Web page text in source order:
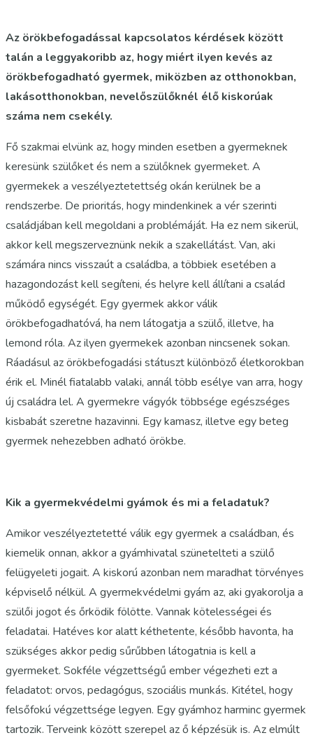
Az örökbefogadással kapcsolatos kérdések között
talán a leggyakoribb az, hogy miért ilyen kevés az
örökbefogadható gyermek, miközben az otthonokban,
lakásotthonokban, nevelőszülőknél élő kiskorúak
száma nem csekély.
Fő szakmai elvünk az, hogy minden esetben a gyermeknek
keresünk szülőket és nem a szülőknek gyermeket. A
gyermekek a veszélyeztetettség okán kerülnek be a
rendszerbe. De prioritás, hogy mindenkinek a vér szerinti
családjában kell megoldani a problémáját. Ha ez nem sikerül,
akkor kell megszerveznünk nekik a szakellátást. Van, aki
számára nincs visszaút a családba, a többiek esetében a
hazagondozást kell segíteni, és helyre kell állítani a család
működő egységét. Egy gyermek akkor válik
örökbefogadhatóvá, ha nem látogatja a szülő, illetve, ha
lemond róla. Az ilyen gyermekek azonban nincsenek sokan.
Ráadásul az örökbefogadási státuszt különböző életkorokban
érik el. Minél fiatalabb valaki, annál több esélye van arra, hogy
új családra lel. A gyermekre vágyók többsége egészséges
kisbabát szeretne hazavinni. Egy kamasz, illetve egy beteg
gyermek nehezebben adható örökbe.
Kik a gyermekvédelmi gyámok és mi a feladatuk?
Amikor veszélyeztetetté válik egy gyermek a családban, és
kiemelik onnan, akkor a gyámhivatal szünetelteti a szülő
felügyeleti jogait. A kiskorú azonban nem maradhat törvényes
képviselő nélkül. A gyermekvédelmi gyám az, aki gyakorolja a
szülői jogot és őrködik fölötte. Vannak kötelességei és
feladatai. Hatéves kor alatt kéthetente, később havonta, ha
szükséges akkor pedig sűrűbben látogatnia is kell a
gyermeket. Sokféle végzettségű ember végezheti ezt a
feladatot: orvos, pedagógus, szociális munkás. Kitétel, hogy
felsőfokú végzettsége legyen. Egy gyámhoz harminc gyermek
tartozik. Terveink között szerepel az ő képzésük is. Az elmúlt